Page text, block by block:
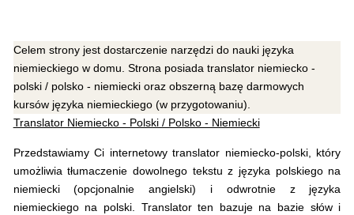
Celem strony jest dostarczenie narzędzi do nauki języka
niemieckiego w domu. Strona posiada translator niemiecko -
polski / polsko - niemiecki oraz obszerną bazę darmowych
kursów języka niemieckiego (w przygotowaniu).
Translator Niemiecko - Polski / Polsko - Niemiecki
Przedstawiamy Ci internetowy translator niemiecko-polski, który
umożliwia tłumaczenie dowolnego tekstu z języka polskiego na
niemiecki (opcjonalnie angielski) i odwrotnie z języka
niemieckiego na polski. Translator ten bazuje na bazie słów i